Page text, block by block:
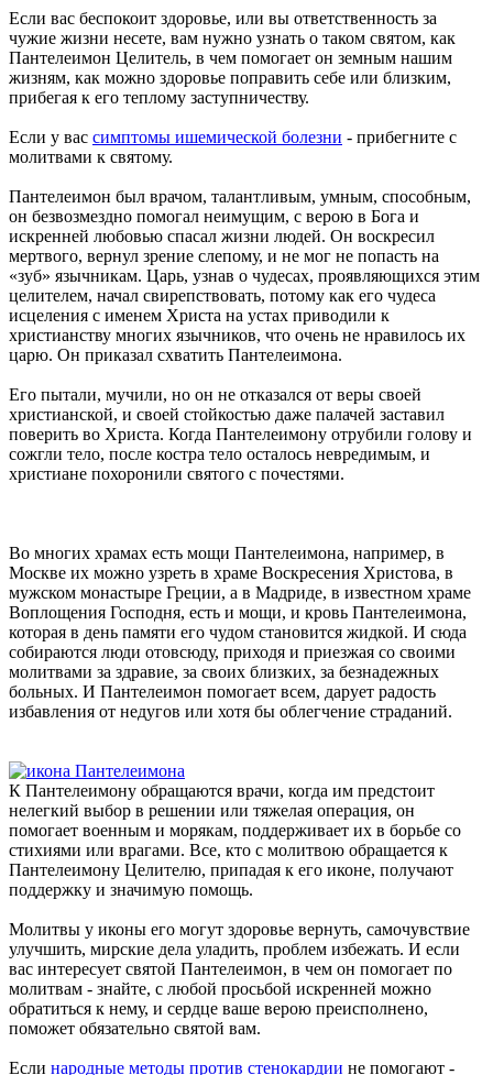
Если вас беспокоит здоровье, или вы ответственность за
чужие жизни несете, вам нужно узнать о таком святом, как
Пантелеимон Целитель, в чем помогает он земным нашим
жизням, как можно здоровье поправить себе или близким,
прибегая к его теплому заступничеству.
Если у вас симптомы ишемической болезни - прибегните с
молитвами к святому.
Пантелеимон был врачом, талантливым, умным, способным,
он безвозмездно помогал неимущим, с верою в Бога и
искренней любовью спасал жизни людей. Он воскресил
мертвого, вернул зрение слепому, и не мог не попасть на
«зуб» язычникам. Царь, узнав о чудесах, проявляющихся этим
целителем, начал свирепствовать, потому как его чудеса
исцеления с именем Христа на устах приводили к
христианству многих язычников, что очень не нравилось их
царю. Он приказал схватить Пантелеимона.
Его пытали, мучили, но он не отказался от веры своей
христианской, и своей стойкостью даже палачей заставил
поверить во Христа. Когда Пантелеимону отрубили голову и
сожгли тело, после костра тело осталось невредимым, и
христиане похоронили святого с почестями.
Во многих храмах есть мощи Пантелеимона, например, в
Москве их можно узреть в храме Воскресения Христова, в
мужском монастыре Греции, а в Мадриде, в известном храме
Воплощения Господня, есть и мощи, и кровь Пантелеимона,
которая в день памяти его чудом становится жидкой. И сюда
собираются люди отовсюду, приходя и приезжая со своими
молитвами за здравие, за своих близких, за безнадежных
больных. И Пантелеимон помогает всем, дарует радость
избавления от недугов или хотя бы облегчение страданий.
К Пантелеимону обращаются врачи, когда им предстоит
нелегкий выбор в решении или тяжелая операция, он
помогает военным и морякам, поддерживает их в борьбе со
стихиями или врагами. Все, кто с молитвою обращается к
Пантелеимону Целителю, припадая к его иконе, получают
поддержку и значимую помощь.
Молитвы у иконы его могут здоровье вернуть, самочувствие
улучшить, мирские дела уладить, проблем избежать. И если
вас интересует святой Пантелеимон, в чем он помогает по
молитвам - знайте, с любой просьбой искренней можно
обратиться к нему, и сердце ваше верою преисполнено,
поможет обязательно святой вам.
Если народные методы против стенокардии не помогают -